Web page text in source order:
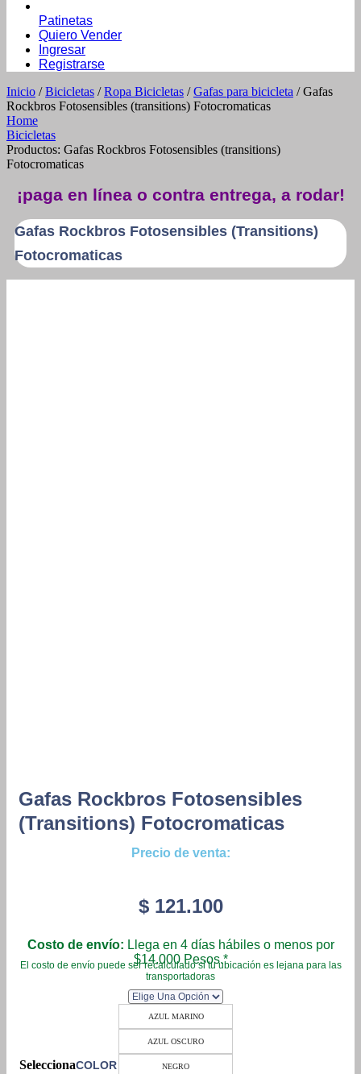
Patinetas
Quiero Vender
Ingresar
Registrarse
Inicio /Bicicletas /Ropa Bicicletas /Gafas para bicicleta / Gafas
Rockbros Fotosensibles (transitions) Fotocromaticas
Home
Bicicletas
Productos: Gafas Rockbros Fotosensibles (transitions)
Fotocromaticas
¡paga en línea o contra entrega, a rodar!
Gafas Rockbros Fotosensibles (transitions)
Fotocromaticas
Gafas Rockbros Fotosensibles
(transitions) Fotocromaticas
Precio de venta:
$121.100
Costo de envío: Llega en 4 días hábiles o menos por
$14.000 Pesos.*
El costo de envío puede ser recalculado si tu ubicación es lejana para las
transportadoras
COLOR
AZUL MARINO
AZUL OSCURO
NEGRO